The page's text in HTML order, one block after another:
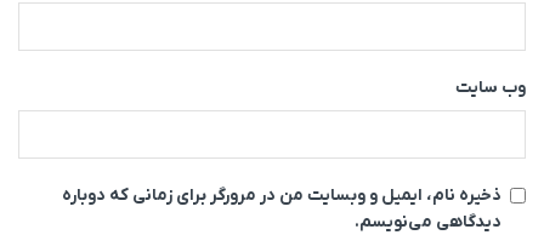
وب‌ سایت
ذخیره نام، ایمیل و وبسایت من در مرورگر برای زمانی که دوباره
دیدگاهی می‌نویسم.